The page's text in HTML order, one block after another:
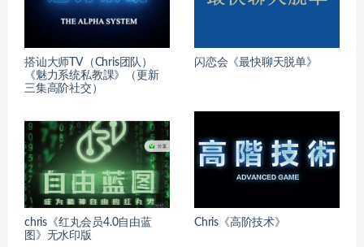
搭讪大师TV（Chris团队）
《魅力系统私教課》（更新
三集高阶社交）
闪恋会《最快聊天脱单》
chris《红丸会员4.0自由蓝
图》无水印版
Chris《高阶技术》